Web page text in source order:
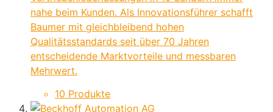
nahe beim Kunden. Als Innovationsführer schafft
Baumer mit gleichbleibend hohen
Qualitätsstandards seit über 70 Jahren
entscheidende Marktvorteile und messbaren
Mehrwert.
10 Produkte